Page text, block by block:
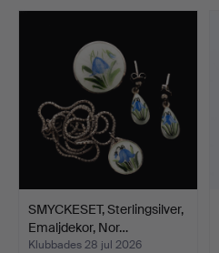
SMYCKESET, Sterlingsilver,
Emaljdekor, Nor…
Klubbades 28 jul 2026